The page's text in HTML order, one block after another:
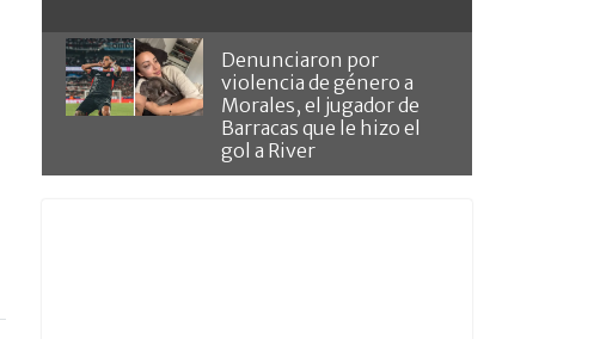
Denunciaron por
violencia de género a
Morales, el jugador de
Barracas que le hizo el
gol a River